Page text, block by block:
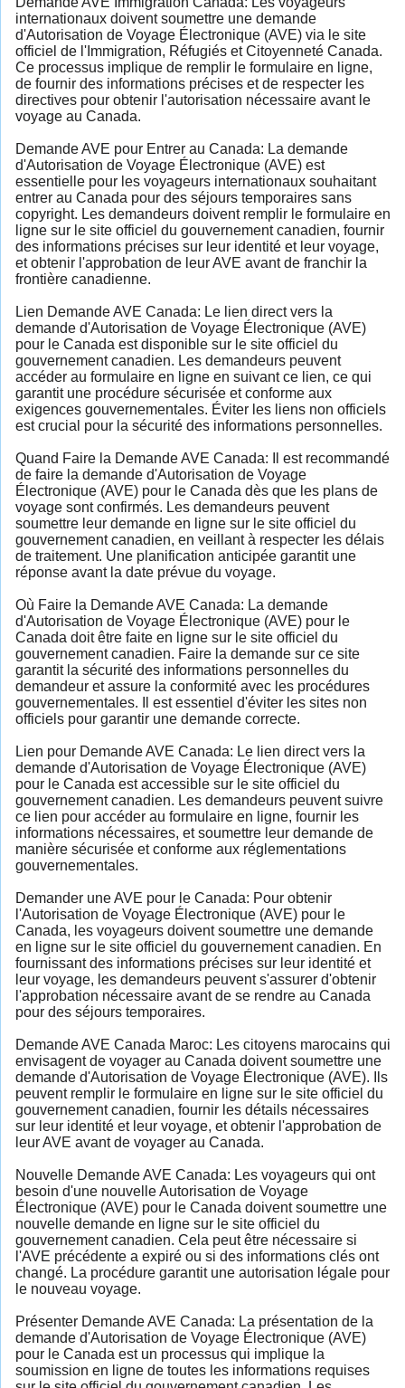
internationaux doivent soumettre une demande
d'Autorisation de Voyage Électronique (AVE) via le site
officiel de l'Immigration, Réfugiés et Citoyenneté Canada.
Ce processus implique de remplir le formulaire en ligne,
de fournir des informations précises et de respecter les
directives pour obtenir l'autorisation nécessaire avant le
voyage au Canada.
Demande AVE pour Entrer au Canada: La demande
d'Autorisation de Voyage Électronique (AVE) est
essentielle pour les voyageurs internationaux souhaitant
entrer au Canada pour des séjours temporaires sans
copyright. Les demandeurs doivent remplir le formulaire en
ligne sur le site officiel du gouvernement canadien, fournir
des informations précises sur leur identité et leur voyage,
et obtenir l'approbation de leur AVE avant de franchir la
frontière canadienne.
Lien Demande AVE Canada: Le lien direct vers la
demande d'Autorisation de Voyage Électronique (AVE)
pour le Canada est disponible sur le site officiel du
gouvernement canadien. Les demandeurs peuvent
accéder au formulaire en ligne en suivant ce lien, ce qui
garantit une procédure sécurisée et conforme aux
exigences gouvernementales. Éviter les liens non officiels
est crucial pour la sécurité des informations personnelles.
Quand Faire la Demande AVE Canada: Il est recommandé
de faire la demande d'Autorisation de Voyage
Électronique (AVE) pour le Canada dès que les plans de
voyage sont confirmés. Les demandeurs peuvent
soumettre leur demande en ligne sur le site officiel du
gouvernement canadien, en veillant à respecter les délais
de traitement. Une planification anticipée garantit une
réponse avant la date prévue du voyage.
Où Faire la Demande AVE Canada: La demande
d'Autorisation de Voyage Électronique (AVE) pour le
Canada doit être faite en ligne sur le site officiel du
gouvernement canadien. Faire la demande sur ce site
garantit la sécurité des informations personnelles du
demandeur et assure la conformité avec les procédures
gouvernementales. Il est essentiel d'éviter les sites non
officiels pour garantir une demande correcte.
Lien pour Demande AVE Canada: Le lien direct vers la
demande d'Autorisation de Voyage Électronique (AVE)
pour le Canada est accessible sur le site officiel du
gouvernement canadien. Les demandeurs peuvent suivre
ce lien pour accéder au formulaire en ligne, fournir les
informations nécessaires, et soumettre leur demande de
manière sécurisée et conforme aux réglementations
gouvernementales.
Demander une AVE pour le Canada: Pour obtenir
l'Autorisation de Voyage Électronique (AVE) pour le
Canada, les voyageurs doivent soumettre une demande
en ligne sur le site officiel du gouvernement canadien. En
fournissant des informations précises sur leur identité et
leur voyage, les demandeurs peuvent s'assurer d'obtenir
l'approbation nécessaire avant de se rendre au Canada
pour des séjours temporaires.
Demande AVE Canada Maroc: Les citoyens marocains qui
envisagent de voyager au Canada doivent soumettre une
demande d'Autorisation de Voyage Électronique (AVE). Ils
peuvent remplir le formulaire en ligne sur le site officiel du
gouvernement canadien, fournir les détails nécessaires
sur leur identité et leur voyage, et obtenir l'approbation de
leur AVE avant de voyager au Canada.
Nouvelle Demande AVE Canada: Les voyageurs qui ont
besoin d'une nouvelle Autorisation de Voyage
Électronique (AVE) pour le Canada doivent soumettre une
nouvelle demande en ligne sur le site officiel du
gouvernement canadien. Cela peut être nécessaire si
l'AVE précédente a expiré ou si des informations clés ont
changé. La procédure garantit une autorisation légale pour
le nouveau voyage.
Présenter Demande AVE Canada: La présentation de la
demande d'Autorisation de Voyage Électronique (AVE)
pour le Canada est un processus qui implique la
soumission en ligne de toutes les informations requises